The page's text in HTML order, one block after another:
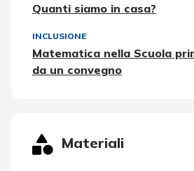
Quanti siamo in casa?
INCLUSIONE
Matematica nella Scuola
da un convegno
Materiali